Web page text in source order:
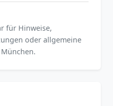
für Hinweise,
oder allgemeine